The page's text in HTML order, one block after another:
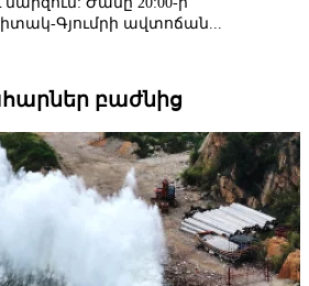
Գյումրի ավտոճան...
բաժնից